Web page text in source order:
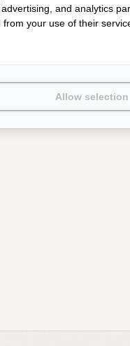
and analytics
your use of their
Allow selection